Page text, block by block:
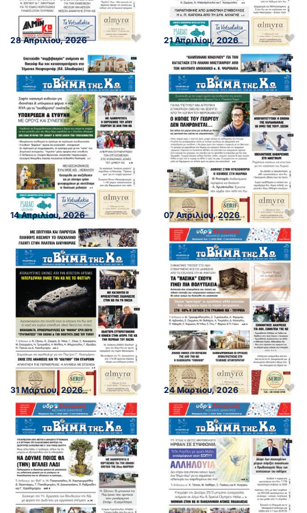
28 Απριλίου, 2026 21 Απριλίου, 2026
14 Απριλίου, 2026 07 Απριλίου, 2026
31 Μαρτίου, 2026 24 Μαρτίου, 2026